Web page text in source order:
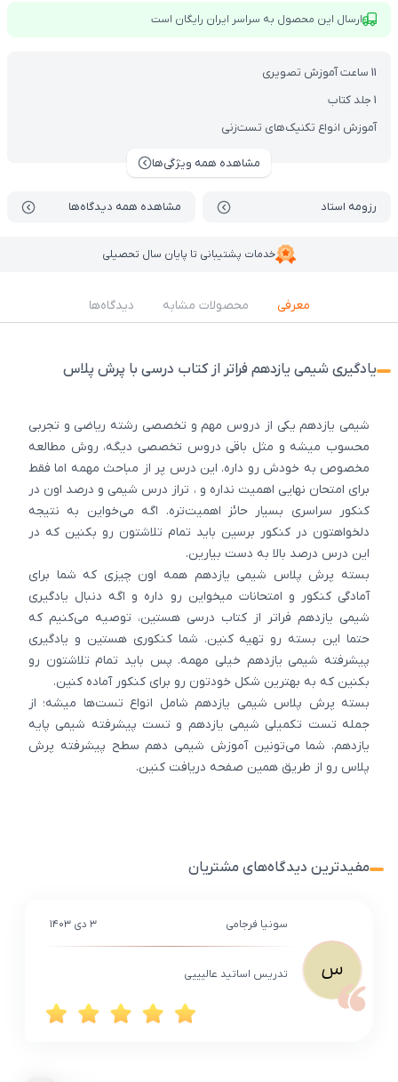
11 ساعت آموزش تصویری
1 جلد کتاب
آموزش انواع تکنیک‌های تست‌زنی
مشاهده همه ویژگی‌ها
رزومه استاد مشاهده همه دیدگاه‌ها
خدمات پشتیبانی تا پایان سال تحصیلی
ارسال این محصول به سراسر ایران رایگان است
معرفی محصولات مشابه دیدگاه‌ها
یادگیری شیمی یازدهم فراتر از کتاب درسی با پرش پلاس
شیمی یازدهم یکی از دروس مهم و تخصصی رشته ریاضی و تجربی
محسوب میشه و مثل باقی دروس تخصصی دیگه، روش مطالعه
مخصوص به خودش رو داره. این درس پر از مباحث مهمه اما فقط
برای امتحان نهایی اهمیت نداره و ، تراز درس شیمی و درصد اون در
کنکور سراسری بسیار حائز اهمیت‌تره. اگه می‌خواین به نتیجه
دلخواهتون در کنکور برسین باید تمام تلاشتون رو بکنین که در
این درس درصد بالا به دست بیارین.
بسته پرش پلاس شیمی یازدهم همه اون چیزی که شما برای
آمادگی کنکور و امتحانات میخواین رو داره و اگه دنبال یادگیری
شیمی یازدهم فراتر از کتاب درسی هستین، توصیه می‌کنیم که
حتما این بسته رو تهیه کنین. شما کنکوری هستین و یادگیری
پیشرفته شیمی یازدهم خیلی مهمه. پس باید تمام تلاشتون رو
بکنین که به بهترین شکل خودتون رو برای کنکور آماده کنین.
بسته پرش پلاس شیمی یازدهم شامل انواع تست‌ها میشه؛ از
جمله تست تکمیلی شیمی یازدهم و تست پیشرفته شیمی پایه
یازدهم. شما می‌تونین آموزش شیمی دهم سطح پیشرفته پرش
پلاس رو از طریق همین صفحه دریافت کنین.
مفیدترین دیدگاه‌های مشتریان
س
سونیا فرجامی ۳ دی ۱۴۰۳
تدریس اساتید عالیییی